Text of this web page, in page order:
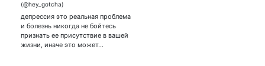
lovely !...
депрессия это реальная проблема
и болезнь никогда не бойтесь
признать ее присутствие в вашей
жизни, иначе это может…